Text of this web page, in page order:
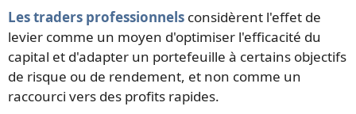
Les traders professionnels considèrent l'effet de
levier comme un moyen d'optimiser l'efficacité du
capital et d'adapter un portefeuille à certains objectifs
de risque ou de rendement, et non comme un
raccourci vers des profits rapides.